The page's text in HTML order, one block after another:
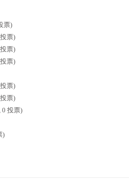
票)
票)
票)
票)
票)
票)
0 投票)
)